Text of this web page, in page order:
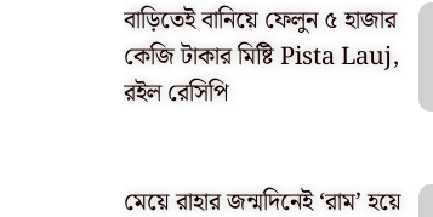
বাড়িতেই বানিয়ে ফেলুন ৫ হাজার
কেজি টাকার মিষ্টি Pista Lauj,
রইল রেসিপি
মেয়ে রাহার জন্মদিনেই ‘রাম’ হয়ে